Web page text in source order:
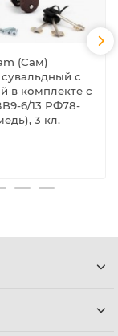
(Сам)
с
в комплекте с
6/13 РФ78-
3 кл.